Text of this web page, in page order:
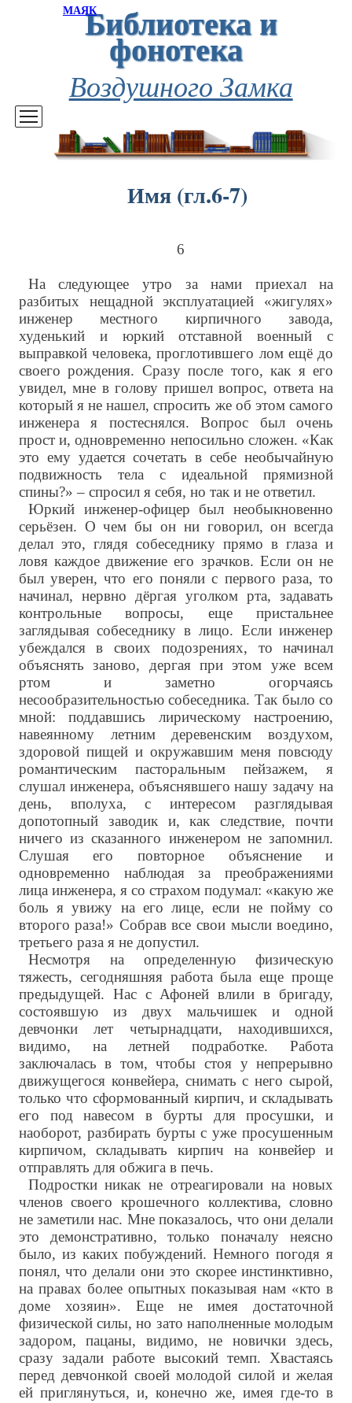
МАЯКБиблиотека и
фонотека
Воздушного Замка
Имя (гл.6-7)
6
На следующее утро за нами приехал на
разбитых нещадной эксплуатацией «жигулях»
инженер местного кирпичного завода,
худенький и юркий отставной военный с
выправкой человека, проглотившего лом ещё до
своего рождения. Сразу после того, как я его
увидел, мне в голову пришел вопрос, ответа на
который я не нашел, спросить же об этом самого
инженера я постеснялся. Вопрос был очень
прост и, одновременно непосильно сложен. «Как
это ему удается сочетать в себе необычайную
подвижность тела с идеальной прямизной
спины?» – спросил я себя, но так и не ответил.
Юркий инженер-офицер был необыкновенно
серьёзен. О чем бы он ни говорил, он всегда
делал это, глядя собеседнику прямо в глаза и
ловя каждое движение его зрачков. Если он не
был уверен, что его поняли с первого раза, то
начинал, нервно дёргая уголком рта, задавать
контрольные вопросы, еще пристальнее
заглядывая собеседнику в лицо. Если инженер
убеждался в своих подозрениях, то начинал
объяснять заново, дергая при этом уже всем
ртом и заметно огорчаясь
несообразительностью собеседника. Так было со
мной: поддавшись лирическому настроению,
навеянному летним деревенским воздухом,
здоровой пищей и окружавшим меня повсюду
романтическим пасторальным пейзажем, я
слушал инженера, объяснявшего нашу задачу на
день, вполуха, с интересом разглядывая
допотопный заводик и, как следствие, почти
ничего из сказанного инженером не запомнил.
Слушая его повторное объяснение и
одновременно наблюдая за преображениями
лица инженера, я со страхом подумал: «какую же
боль я увижу на его лице, если не пойму со
второго раза!» Собрав все свои мысли воедино,
третьего раза я не допустил.
Несмотря на определенную физическую
тяжесть, сегодняшняя работа была еще проще
предыдущей. Нас с Афоней влили в бригаду,
состоявшую из двух мальчишек и одной
девчонки лет четырнадцати, находившихся,
видимо, на летней подработке. Работа
заключалась в том, чтобы стоя у непрерывно
движущегося конвейера, снимать с него сырой,
только что сформованный кирпич, и складывать
его под навесом в бурты для просушки, и
наоборот, разбирать бурты с уже просушенным
кирпичом, складывать кирпич на конвейер и
отправлять для обжига в печь.
Подростки никак не отреагировали на новых
членов своего крошечного коллектива, словно
не заметили нас. Мне показалось, что они делали
это демонстративно, только поначалу неясно
было, из каких побуждений. Немного погодя я
понял, что делали они это скорее инстинктивно,
на правах более опытных показывая нам «кто в
доме хозяин». Еще не имея достаточной
физической силы, но зато наполненные молодым
задором, пацаны, видимо, не новички здесь,
сразу задали работе высокий темп. Хвастаясь
перед девчонкой своей молодой силой и желая
ей приглянуться, и, конечно же, имея где-то в